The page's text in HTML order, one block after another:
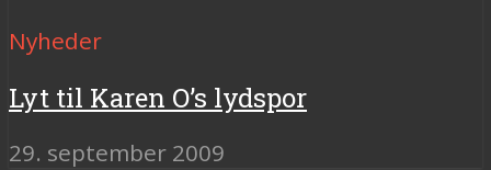
Nyheder
Lyt til Karen O’s lydspor
29. september 2009